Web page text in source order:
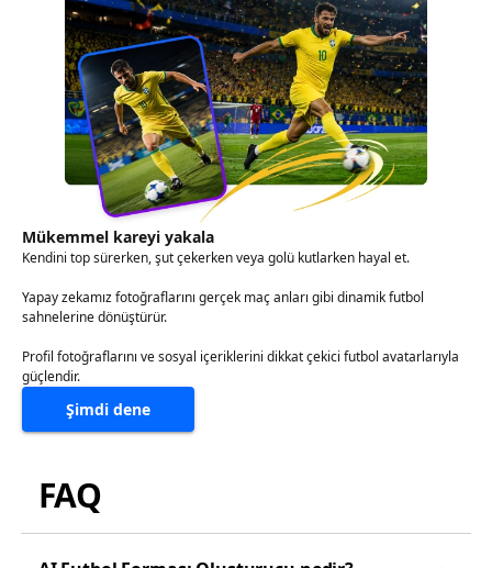
Mükemmel kareyi yakala
Kendini top sürerken, şut çekerken veya golü kutlarken hayal et.
Yapay zekamız fotoğraflarını gerçek maç anları gibi dinamik futbol
sahnelerine dönüştürür.
Profil fotoğraflarını ve sosyal içeriklerini dikkat çekici futbol avatarlarıyla
güçlendir.
Şimdi dene
FAQ